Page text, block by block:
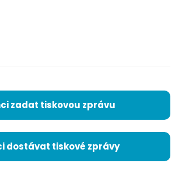
zadat tiskovou zprávu
dostávat tiskové zprávy